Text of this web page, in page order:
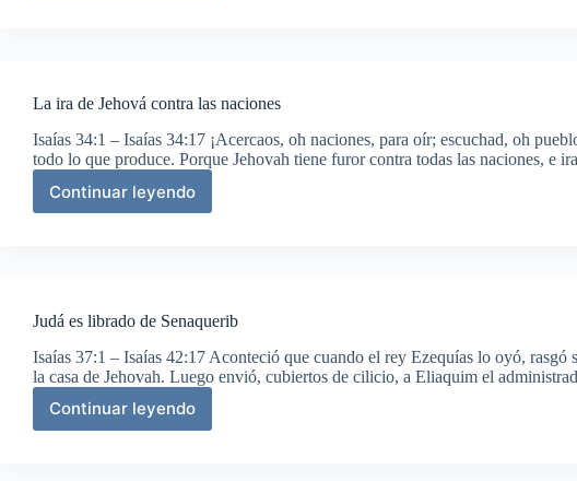
La ira de Jehová contra las naciones
Isaías 34:1 – Isaías 34:17 ¡Acercaos, oh naciones, para oír; escuchad, oh
todo lo que produce. Porque Jehovah tiene furor contra todas las naciones, e
Continuar leyendo
La
naciones
Judá es librado de Senaquerib
Isaías 37:1 – Isaías 42:17 Aconteció que cuando el rey Ezequías lo oyó,
la casa de Jehovah. Luego envió, cubiertos de cilicio, a Eliaquim el
Continuar leyendo
Judá